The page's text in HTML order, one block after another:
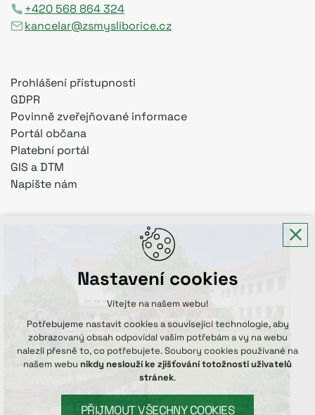
+420 568 864 324
kancelar@zsmysliborice.cz
Prohlášení přístupnosti
GDPR
Povinně zveřejňované informace
Portál občana
Platební portál
GIS a DTM
Napište nám
Nastavení cookies
Vítejte na našem webu!
Potřebujeme nastavit cookies a související technologie, aby
zobrazovaný obsah odpovídal vašim potřebám a vy na webu
nalezli přesně to, co potřebujete. Soubory cookies používané na
našem webu nikdy neslouží ke zjišťování totožnosti uživatelů
stránek.
PŘIJMOUT VŠECHNY COOKIES